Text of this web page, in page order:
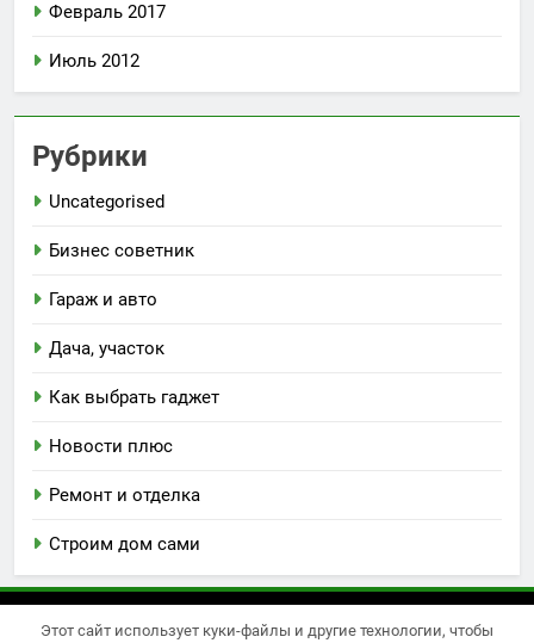
Февраль 2017
Июль 2012
Рубрики
Uncategorised
Бизнес советник
Гараж и авто
Дача, участок
Как выбрать гаджет
Новости плюс
Ремонт и отделка
Строим дом сами
Newsmatic - новостная тема для WordPress 2026.
Этот сайт использует куки-файлы и другие технологии, чтобы